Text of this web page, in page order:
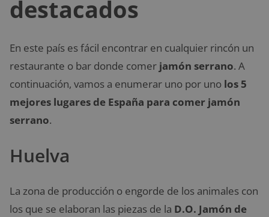
destacados
En este país es fácil encontrar en cualquier rincón un
restaurante o bar donde comer jamón serrano. A
continuación, vamos a enumerar uno por uno los 5
mejores lugares de España para comer jamón
serrano.
Huelva
La zona de producción o engorde de los animales con
los que se elaboran las piezas de la D.O. Jamón de